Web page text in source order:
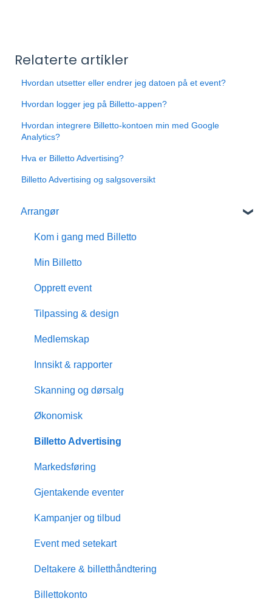
Relaterte artikler
Hvordan utsetter eller endrer jeg datoen på et event?
Hvordan logger jeg på Billetto-appen?
Hvordan integrere Billetto-kontoen min med Google
Analytics?
Hva er Billetto Advertising?
Billetto Advertising og salgsoversikt
Arrangør
Kom i gang med Billetto
Min Billetto
Opprett event
Tilpassing & design
Medlemskap
Innsikt & rapporter
Skanning og dørsalg
Økonomisk
Billetto Advertising
Markedsføring
Gjentakende eventer
Kampanjer og tilbud
Event med setekart
Deltakere & billetthåndtering
Billettokonto